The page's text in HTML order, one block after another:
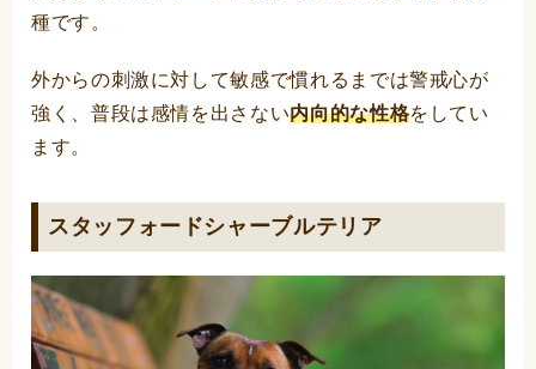
種です。
外からの刺激に対して敏感で慣れるまでは警戒心が
強く、普段は感情を出さない内向的な性格をしてい
ます。
スタッフォードシャーブルテリア